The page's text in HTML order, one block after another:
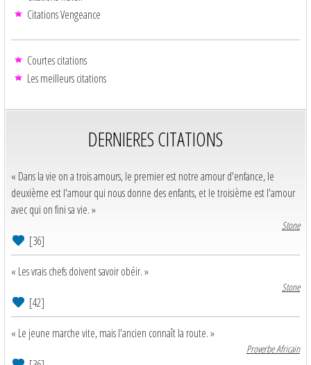
Citations Vengeance
Courtes citations
Les meilleurs citations
DERNIERES CITATIONS
« Dans la vie on a trois amours, le premier est notre amour d'enfance, le
deuxième est l'amour qui nous donne des enfants, et le troisième est l'amour
avec qui on fini sa vie. »
Stone
[36]
« Les vrais chefs doivent savoir obéir. »
Stone
[42]
« Le jeune marche vite, mais l'ancien connaît la route. »
Proverbe Africain